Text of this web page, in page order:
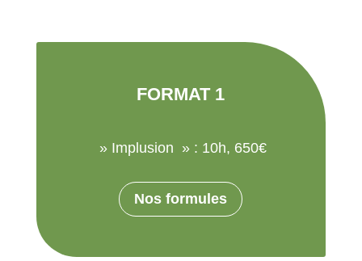
FORMAT 1
» Implusion » : 10h, 650€
Nos formules